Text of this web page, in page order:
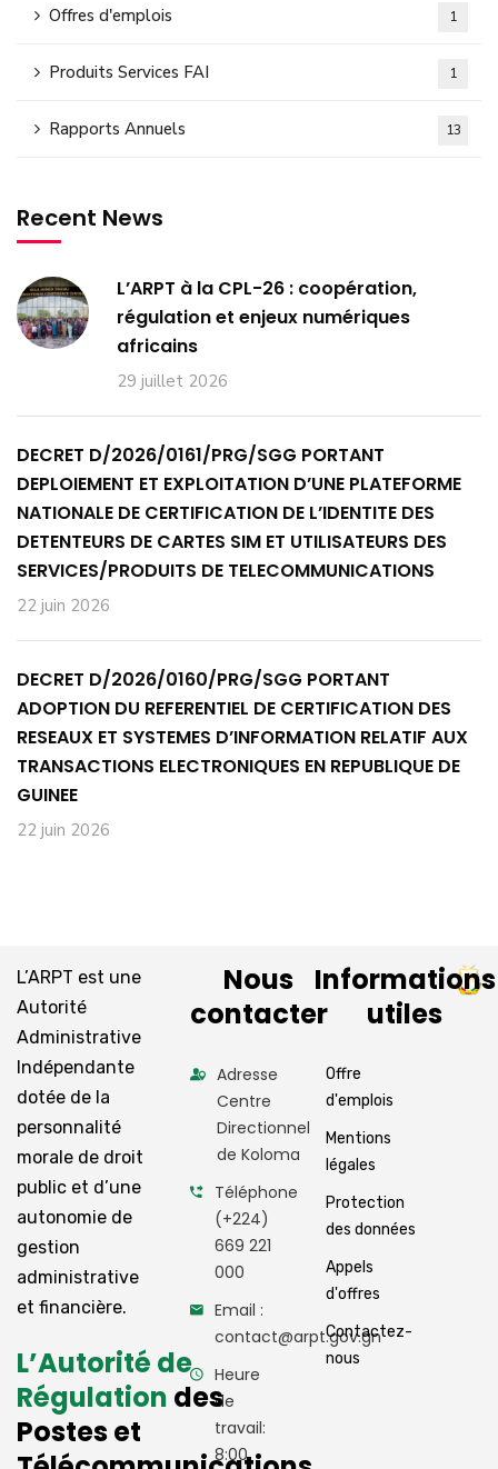
Offres d'emplois 1
Produits Services FAI 1
Rapports Annuels 13
Recent News
L’ARPT à la CPL-26 : coopération,
régulation et enjeux numériques
africains
29 juillet 2026
DECRET D/2026/0161/PRG/SGG PORTANT
DEPLOIEMENT ET EXPLOITATION D’UNE PLATEFORME
NATIONALE DE CERTIFICATION DE L’IDENTITE DES
DETENTEURS DE CARTES SIM ET UTILISATEURS DES
SERVICES/PRODUITS DE TELECOMMUNICATIONS
22 juin 2026
DECRET D/2026/0160/PRG/SGG PORTANT
ADOPTION DU REFERENTIEL DE CERTIFICATION DES
RESEAUX ET SYSTEMES D’INFORMATION RELATIF AUX
TRANSACTIONS ELECTRONIQUES EN REPUBLIQUE DE
GUINEE
22 juin 2026
L’ARPT est une
Autorité
Administrative
Indépendante
dotée de la
personnalité
morale de droit
public et d’une
autonomie de
gestion
administrative
et financière.
L’Autorité de
Régulation des
Postes et
Nous
contacter
Adresse
Centre
Directionnel
de Koloma
Téléphone
(+224)
669 221
000
Email :
contact@arpt.gov.gn
Heure
de
travail:
8:00
Informations
utiles
Offre
d'emplois
Mentions
légales
Protection
des données
Appels
d'offres
Contactez-
nous